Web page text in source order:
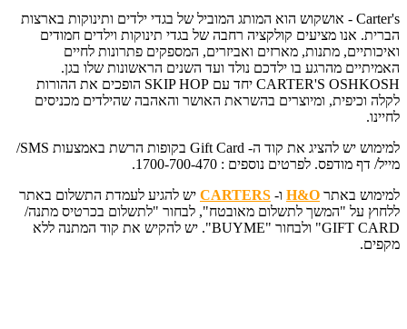
Carter's - אושקוש הוא המותג המוביל של בגדי ילדים ותינוקות בארצות
הברית. אנו מציעים קולקציה רחבה של בגדי תינוקות וילדים חמודים
ואיכותיים, מתנות, מארזים ואביזרים, המספקים פתרונות לחיים
האמיתיים מהרגע בו ילדכם נולד ועד השנים הראשונות שלו בגן.
CARTER'S OSHKOSH יחד עם SKIP HOP הופכים את ההורות
לקלה וכיפית, ומיוצרים בהשראת האושר והאהבה שהילדים מכניסים
לחיינו.
למימוש יש להציג את קוד ה- Gift Card בקופות הרשת באמצעות SMS/
מייל/ דף מודפס. לפרטים נוספים : 1700-700-470.
למימוש באתר H&O ו- CARTERS יש להגיע לעמדת התשלום באתר
ללחוץ על "המשך לתשלום מאובטח", לבחור "לתשלום בכרטיס מתנה/
GIFT CARD" ולבחור "BUYME". יש להקיש את קוד המתנה ללא
מקפים.